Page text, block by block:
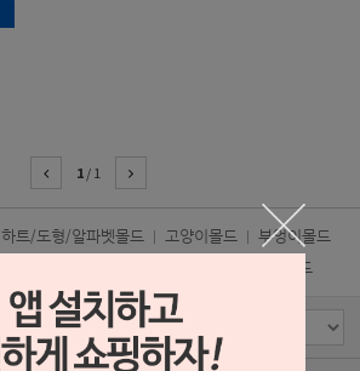
1 / 1
하트/도형/알파벳몰드 고양이몰드
부엉이몰드
초콜렛몰드